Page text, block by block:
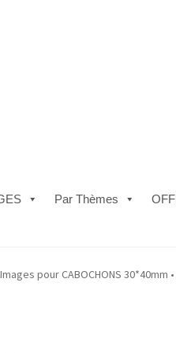
Par Thèmes
Acheter ma
pour CABOCHONS 30*40mm